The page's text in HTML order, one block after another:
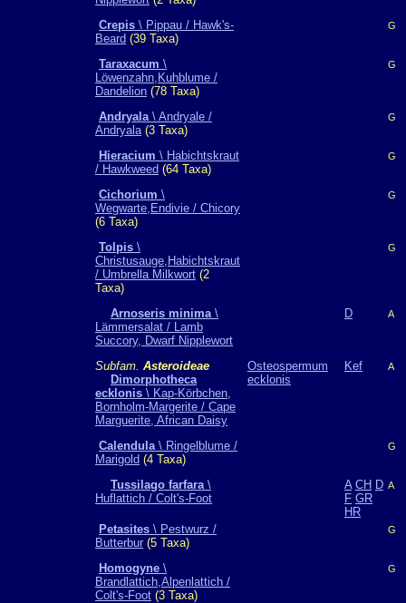
Crepis \ Pippau / Hawk's-
Beard (39 Taxa)
G
Taraxacum \
Löwenzahn,Kuhblume /
Dandelion (78 Taxa)
G
Andryala\ Andryale /
Andryala(3 Taxa)
G
Hieracium \ Habichtskraut
/ Hawkweed (64 Taxa)
G
Cichorium \
Wegwarte,Endivie / Chicory
(6 Taxa)
G
Tolpis \
Christusauge,Habichtskraut
/ Umbrella Milkwort (2
Taxa)
G
Arnoseris minima\
Lämmersalat / Lamb
Succory, Dwarf Nipplewort
D A
Subfam. Asteroideae
Dimorphotheca
ecklonis \ Kap-Körbchen,
Bornholm-Margerite / Cape
Marguerite, African Daisy
Osteospermum
ecklonis
Kef A
Calendula\ Ringelblume /
Marigold (4 Taxa)
G
Tussilago farfara\
Huflattich / Colt's-Foot
A CH D
F GR
HR
A
Petasites \ Pestwurz /
Butterbur (5 Taxa)
G
Homogyne \
Brandlattich,Alpenlattich /
Colt's-Foot (3 Taxa)
G